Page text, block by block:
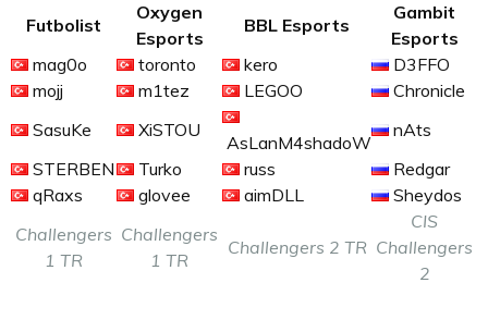
Futbolist
Oxygen
Esports
BBL Esports
Gambit
Esports
mag0o
toronto kero
D3FFO
mojj
m1tez LEGOO
Chronicle
SasuKe
XiSTOU
AsLanM4shadoW
nAts
STERBEN
Turko russ
Redgar
qRaxs
glovee aimDLL
Sheydos
Challengers
1 TR
Challengers
1 TR
Challengers 2 TR
CIS
Challengers
2